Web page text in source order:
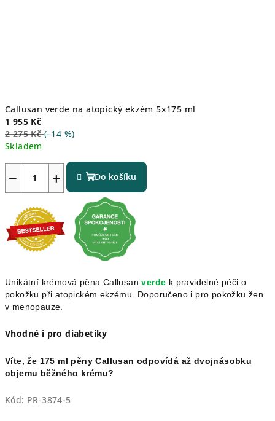
Callusan verde na atopický ekzém 5x175 ml
1 955 Kč
2 275 Kč (–14 %)
Skladem
+
− Do košíku
Unikátní krémová pěna Callusanverde k pravidelné péči o
pokožku při atopickém ekzému. Doporučeno i pro pokožku žen
v menopauze.
Vhodné i pro diabetiky
Víte, že 175 ml pěny Callusan odpovídá až dvojnásobku
objemu běžného krému?
Kód: PR-3874-5